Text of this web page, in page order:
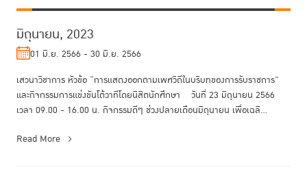
มิถุนายน, 2023
01 มิ.ย. 2566 - 30 มิ.ย. 2566
เสวนาวิชาการ หัวข้อ “การแสดงออกตามเพศวิถีในบริบทของการรับราชการ”
และกิจกรรมการแข่งขันโต้วาทีโดยนิสิตนักศึกษา วันที่ 23 มิถุนายน 2566
เวลา 09.00 - 16.00 น. กิจกรรมดีๆ ช่วงปลายเดือนมิถุนายน เพื่อเฉลิ...
Read More